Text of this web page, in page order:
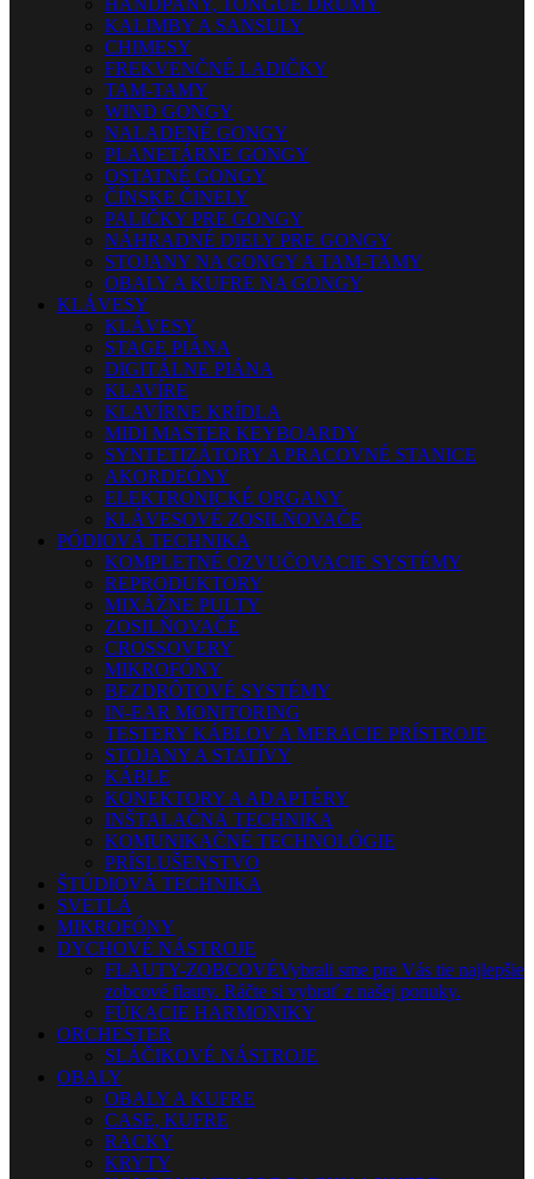
HANDPANY, TONGUE DRUMY
KALIMBY A SANSULY
CHIMESY
FREKVENČNÉ LADIČKY
TAM-TAMY
WIND GONGY
NALADENÉ GONGY
PLANETÁRNE GONGY
OSTATNÉ GONGY
ČÍNSKE ČINELY
PALIČKY PRE GONGY
NÁHRADNÉ DIELY PRE GONGY
STOJANY NA GONGY A TAM-TAMY
OBALY A KUFRE NA GONGY
KLÁVESY
KLÁVESY
STAGE PIÁNA
DIGITÁLNE PIÁNA
KLAVÍRE
KLAVÍRNE KRÍDLA
MIDI MASTER KEYBOARDY
SYNTETIZÁTORY A PRACOVNÉ STANICE
AKORDEÓNY
ELEKTRONICKÉ ORGANY
KLÁVESOVÉ ZOSILŇOVAČE
PÓDIOVÁ TECHNIKA
KOMPLETNÉ OZVUČOVACIE SYSTÉMY
REPRODUKTORY
MIXÁŽNE PULTY
ZOSILŇOVAČE
CROSSOVERY
MIKROFÓNY
BEZDRÔTOVÉ SYSTÉMY
IN-EAR MONITORING
TESTERY KÁBLOV A MERACIE PRÍSTROJE
STOJANY A STATÍVY
KÁBLE
KONEKTORY A ADAPTÉRY
INŠTALAČNÁ TECHNIKA
KOMUNIKAČNÉ TECHNOLÓGIE
PRÍSLUŠENSTVO
ŠTÚDIOVÁ TECHNIKA
SVETLÁ
MIKROFÓNY
DYCHOVÉ NÁSTROJE
FLAUTY-ZOBCOVÉVybrali sme pre Vás tie najlepšie
zobcové flauty. Ráčte si vybrať z našej ponuky.
FÚKACIE HARMONIKY
ORCHESTER
SLÁČIKOVÉ NÁSTROJE
OBALY
OBALY A KUFRE
CASE, KUFRE
RACKY
KRYTY